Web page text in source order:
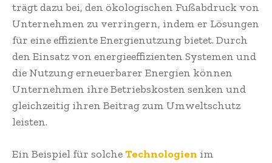
trägt dazu bei, den ökologischen Fußabdruck von
Unternehmen zu verringern, indem er Lösungen
für eine effiziente Energienutzung bietet. Durch
den Einsatz von energieeffizienten Systemen und
die Nutzung erneuerbarer Energien können
Unternehmen ihre Betriebskosten senken und
gleichzeitig ihren Beitrag zum Umweltschutz
leisten.
Ein Beispiel für solcheTechnologien im